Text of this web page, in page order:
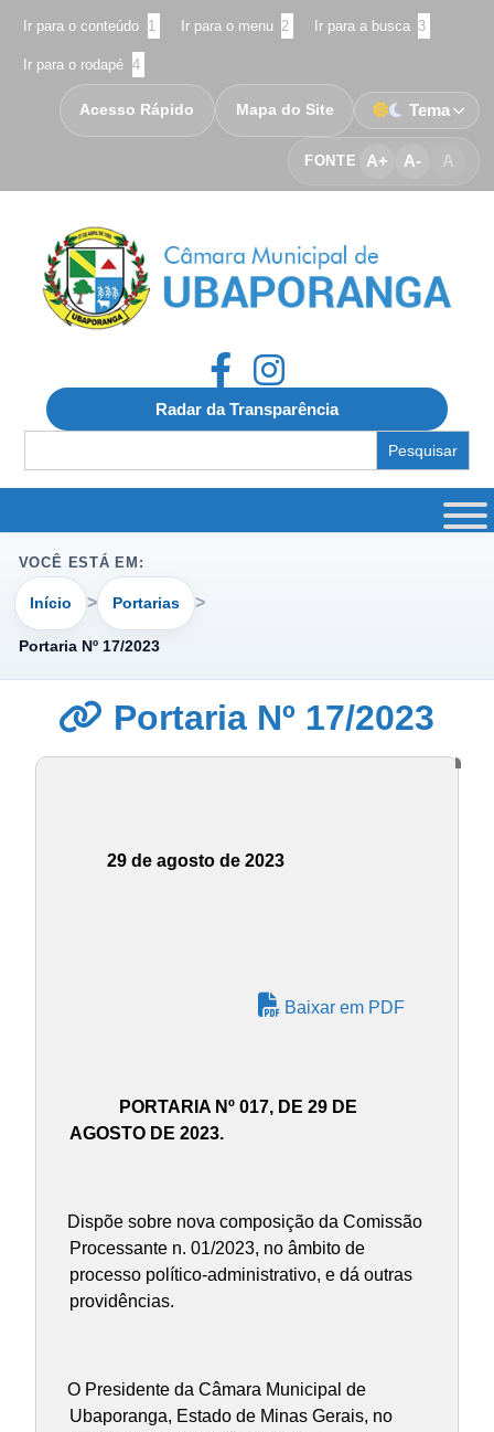
Ir para o conteúdo 1 Ir para o menu 2 Ir para a busca 3
Ir para o rodapé 4
FONTE A+ A- A
Acesso Rápido Mapa do Site Tema
Radar da Transparência
for:
VOCÊ ESTÁ EM:
Início Portarias
Portaria Nº 17/2023
Portaria Nº 17/2023
29 de agosto de 2023
Baixar em PDF
PORTARIA Nº 017, DE 29 DE
AGOSTO DE 2023.
Dispõe sobre nova composição da Comissão
Processante n. 01/2023, no âmbito de
processo político-administrativo, e dá outras
providências.
O Presidente da Câmara Municipal de
Ubaporanga, Estado de Minas Gerais, no